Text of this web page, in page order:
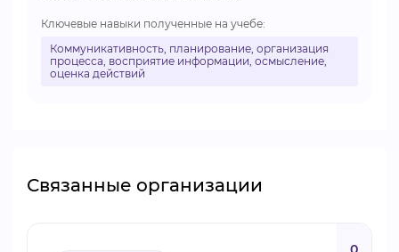
Ключевые навыки полученные на учебе:
Коммуникативность, планирование, организация
процесса, восприятие информации, осмысление,
оценка действий
Связанные организации